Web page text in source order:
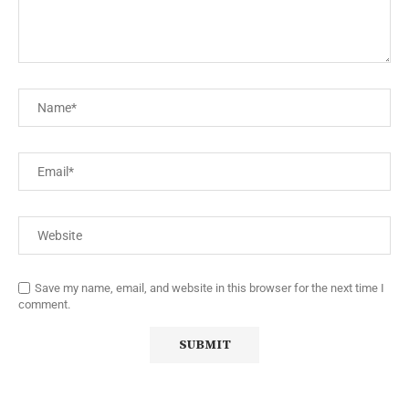
Save my name, email, and website in this browser for the next time I
comment.